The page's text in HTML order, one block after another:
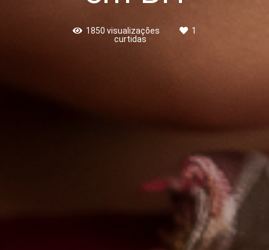
1850 visualizações
1
curtidas